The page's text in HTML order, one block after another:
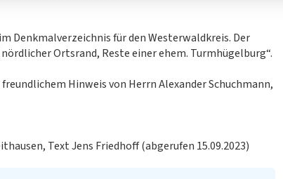
Denkmalverzeichnis für den Westerwaldkreis. Der
Ortsrand, Reste einer ehem. Turmhügelburg“.
Hinweis von Herrn Alexander Schuchmann,
Text Jens Friedhoff (abgerufen 15.09.2023)